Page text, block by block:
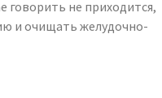
говорить не приходится,
и очищать желудочно-